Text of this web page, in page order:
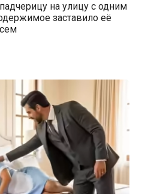
на улицу с одним
заставило её